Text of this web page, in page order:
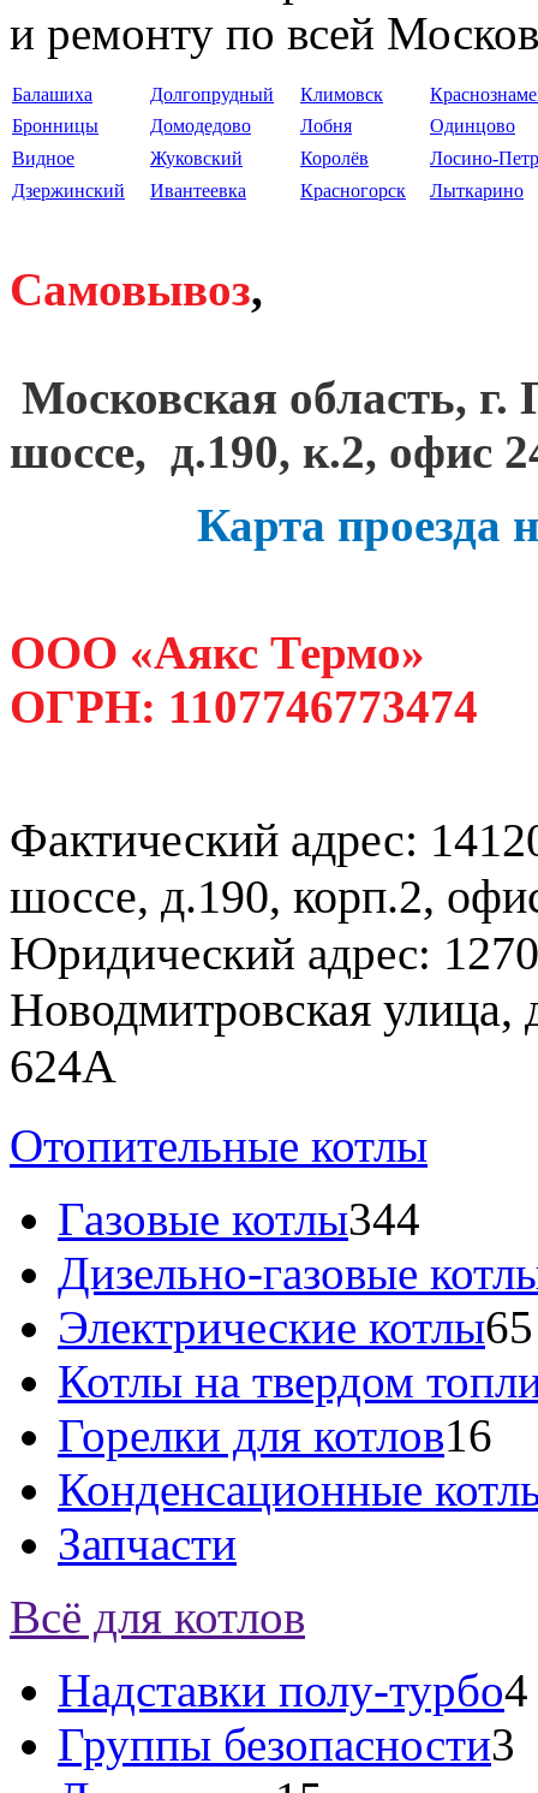
и ремонту по всей
Балашиха Долгопрудный Климовск
Бронницы
Домодедово Лобня
Одинцово
Видное
Жуковский Королёв
Лосино-
Дзержинский
Ивантеевка Красногорск Лыткарино
Самовывоз,
Московская область,
шоссе, д.190, к.2, офис
Карта проезда
ООО «Аякс Термо»
ОГРН: 1107746773474
Фактический адрес:
шоссе, д.190, корп.2,
Юридический адрес:
Новодмитровская улица,
624А
Отопительные котлы
Газовые котлы344
Дизельно-газовые
Электрические котлы65
Котлы на твердом
Горелки для котлов16
Конденсационные
Запчасти
Всё для котлов
Надставки полу-турбо4
Группы безопасности3